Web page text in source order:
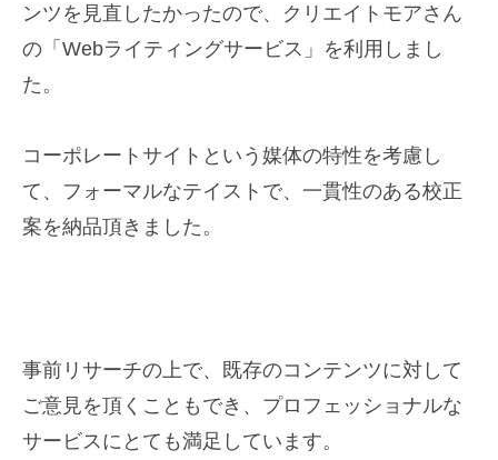
ンツを見直したかったので、クリエイトモアさん
の「Webライティングサービス」 を利用しまし
た。
コーポレートサイトという媒体の特性を考慮し
て、 フォーマルなテイストで、一貫性のある校正
案を納品頂きました。
事前リサーチの上で、 既存のコンテンツに対して
ご意見を頂くこともでき、プロフェッショナルな
サービスにとても満足しています。